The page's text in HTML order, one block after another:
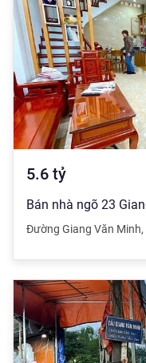
5.6 tỷ
Đường Giang Văn Minh,